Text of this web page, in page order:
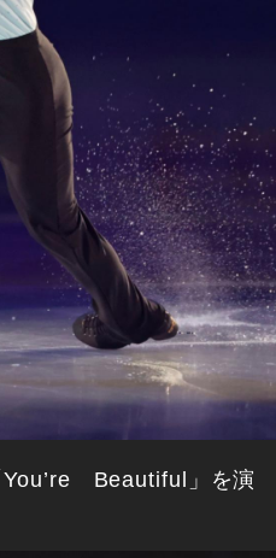
You’re Beautiful」を演